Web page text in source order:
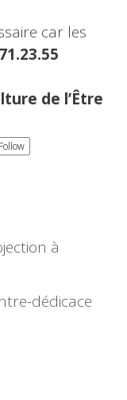
car les
de l’Être
Follow
à
dédicace